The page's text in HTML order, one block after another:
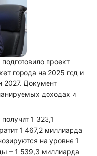
проект
города на 2025 год и
2027. Документ
доходах и
1 323,1
1 467,2 миллиарда
на уровне 1
– 1 539,3 миллиарда